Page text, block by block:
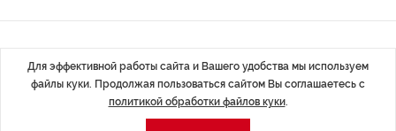
Последние материалы
Для эффективной работы сайта и Вашего удобства мы используем
файлы куки. Продолжая пользоваться сайтом Вы соглашаетесь с
политикой обработки файлов куки.